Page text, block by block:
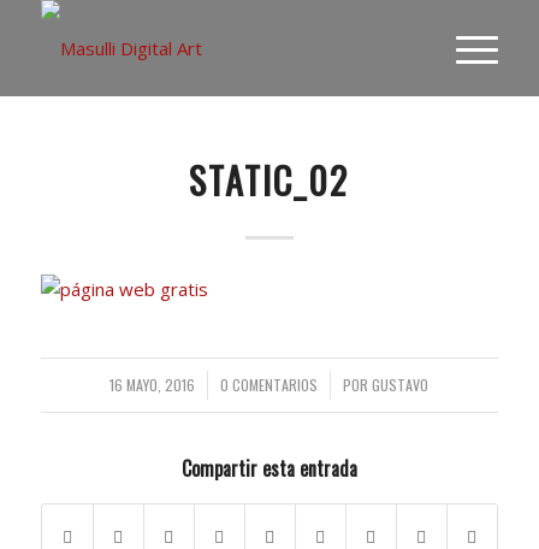
STATIC_02
16 MAYO, 2016
/ 0 COMENTARIOS
/ PORGUSTAVO
Compartir esta entrada